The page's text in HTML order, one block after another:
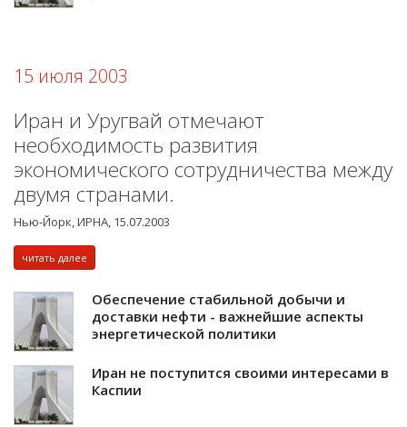
15 июля 2003
Иран и Уругвай отмечают
необходимость развития
экономического сотрудничества между
двумя странами.
Нью-Йорк, ИРНА, 15.07.2003
читать далее
Обеспечение стабильной добычи и
доставки нефти - важнейшие аспекты
энергетической политики
Иран не поступится своими интересами в
Каспии